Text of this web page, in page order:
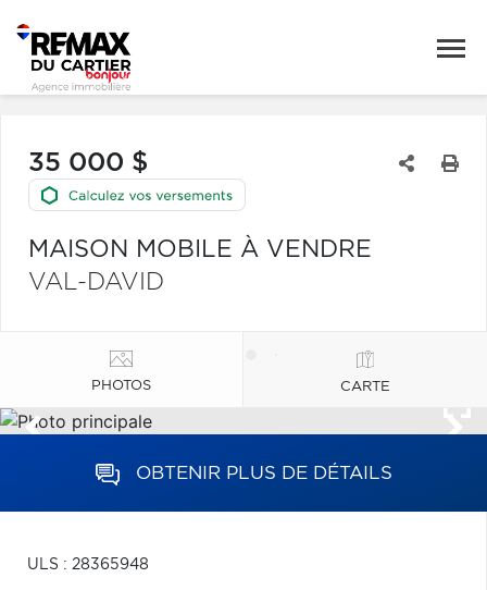
35 000 $
MAISON MOBILE À VENDRE
VAL-DAVID
PHOTOS CARTE
OBTENIR PLUS DE DÉTAILS
ULS : 28365948